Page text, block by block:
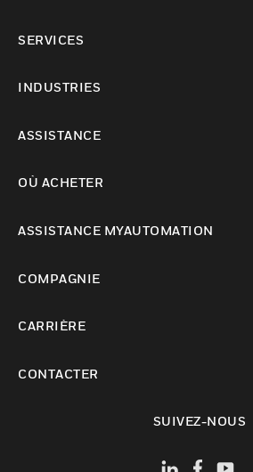
SERVICES
INDUSTRIES
ASSISTANCE
OÙ ACHETER
ASSISTANCE MYAUTOMATION
COMPAGNIE
CARRIÈRE
CONTACTER
SUIVEZ-NOUS